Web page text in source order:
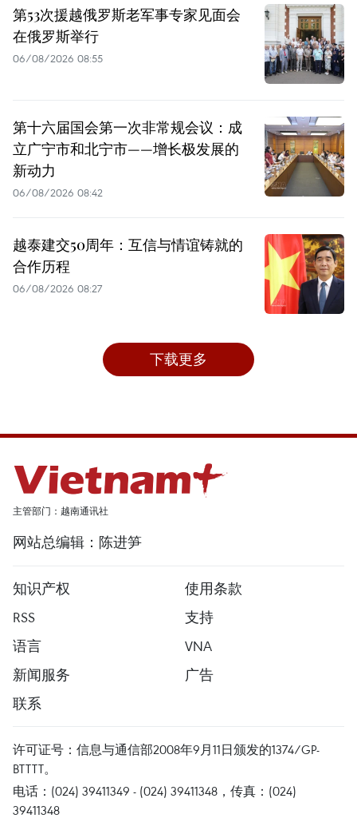
第53次援越俄罗斯老军事专家见面会
在俄罗斯举行
06/08/2026 08:55
第十六届国会第一次非常规会议：成
立广宁市和北宁市——增长极发展的
新动力
06/08/2026 08:42
越泰建交50周年：互信与情谊铸就的
合作历程
06/08/2026 08:27
下载更多
主管部门：越南通讯社
网站总编辑：陈进笋
知识产权
使用条款
RSS
支持
语言
VNA
新闻服务
广告
联系
许可证号：信息与通信部2008年9月11日颁发的1374/GP-
BTTTT。
电话：(024) 39411349 - (024) 39411348，传真：(024)
39411348